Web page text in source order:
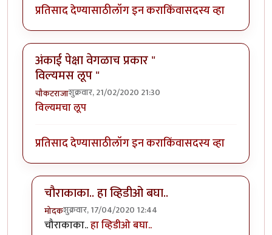
प्रतिसाद देण्यासाठीलॉग इन कराकिंवासदस्य व्हा
अंकाई पेक्षा वेगळाच प्रकार "
विल्यमस लूप "
चौकटराजाशुक्रवार, 21/02/2020 21:30
विल्यमचा लूप
प्रतिसाद देण्यासाठीलॉग इन कराकिंवासदस्य व्हा
चौराकाका.. हा व्हिडीओ बघा..
मोदकशुक्रवार, 17/04/2020 12:44
In reply toअंकाई पेक्षा वेगळाच प्रकार " विल्यमस लूप "
चौराकाका..हा व्हिडीओ बघा..